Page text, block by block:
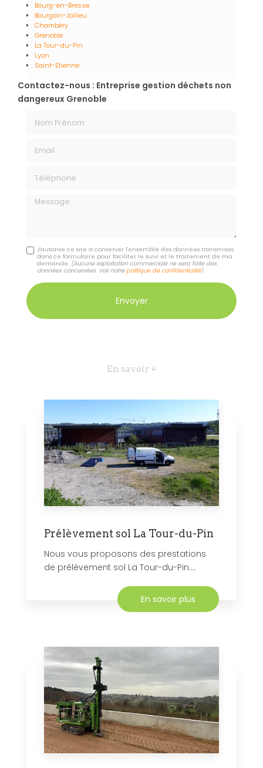
Bourg-en-Bresse
Bourgoin-Jallieu
Chambéry
Grenoble
La Tour-du-Pin
Lyon
Saint-Etienne
Contactez-nous : Entreprise gestion déchets non
dangereux Grenoble
Nom Prénom
Téléphone
Message
J'autorise ce site à conserver l'ensemble des données transmises
dans ce formulaire pour faciliter le suivi et le traitement de ma
demande. (Aucune exploitation commerciale ne sera faite des
données concervées. Voir notrepolitique de confidentialité)
En savoir +
Prélèvement sol La Tour-du-Pin
Nous vous proposons des prestations
de prélèvement sol La Tour-du-Pin....
En savoir plus